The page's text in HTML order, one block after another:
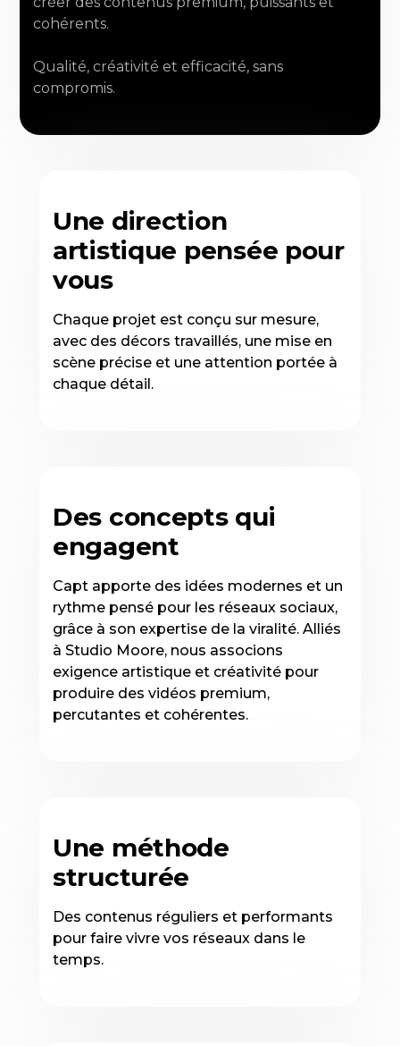
cohérents.
Qualité, créativité et efficacité, sans
compromis.
Une direction
artistique pensée pour
vous
Chaque projet est conçu sur mesure,
avec des décors travaillés, une mise en
scène précise et une attention portée à
chaque détail.
Des concepts qui
engagent
Capt apporte des idées modernes et un
rythme pensé pour les réseaux sociaux,
grâce à son expertise de la viralité. Alliés
à Studio Moore, nous associons
exigence artistique et créativité pour
produire des vidéos premium,
percutantes et cohérentes.
Une méthode
structurée
Des contenus réguliers et performants
pour faire vivre vos réseaux dans le
temps.